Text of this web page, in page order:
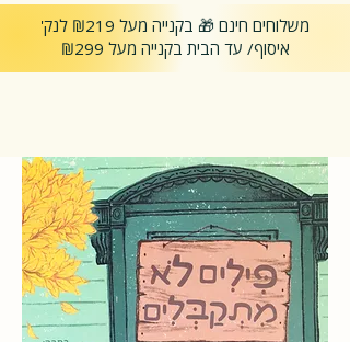
משלוחים חינם 🎁 בקנייה מעל ₪219 לנק'
איסוף/ עד הבית בקנייה מעל ₪299